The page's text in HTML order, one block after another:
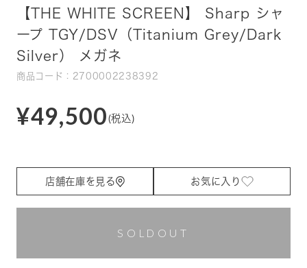
【THE WHITE SCREEN】 Sharp シャ
ープ TGY/DSV（Titanium Grey/Dark
Silver） メガネ
商品コード：2700002238392
¥49,500 (税込)
店舗在庫を見る お気に入り
SOLDOUT